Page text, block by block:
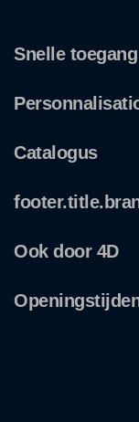
Snelle toegang
Catalogus
Ook door 4D